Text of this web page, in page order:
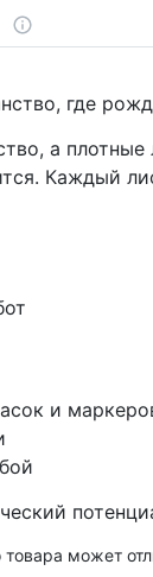
где
а
Каждый
и
может